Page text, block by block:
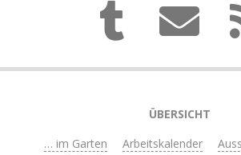
ÜBERSICHT
… im Garten
Arbeitskalender